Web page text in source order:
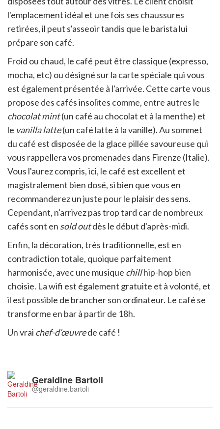
l'emplacement idéal et une fois ses chaussures
retirées, il peut s'asseoir tandis que le barista lui
prépare son café.
Froid ou chaud, le café peut être classique (expresso,
mocha, etc) ou désigné sur la carte spéciale qui vous
est également présentée à l'arrivée. Cette carte vous
propose des cafés insolites comme, entre autres le
chocolat mint(un café au chocolat et à la menthe) et
le vanilla latte(un café latte à la vanille). Au sommet
du café est disposée de la glace pillée savoureuse qui
vous rappellera vos promenades dans Firenze (Italie).
Vous l'aurez compris, ici, le café est excellent et
magistralement bien dosé, si bien que vous en
recommanderez un juste pour le plaisir des sens.
Cependant, n'arrivez pas trop tard car de nombreux
cafés sont en sold outdès le début d'après-midi.
Enfin, la décoration, très traditionnelle, est en
contradiction totale, quoique parfaitement
harmonisée, avec une musique chillhip-hop bien
choisie. La wifi est également gratuite et à volonté, et
il est possible de brancher son ordinateur. Le café se
transforme en bar à partir de 18h.
Un vrai chef-d’œuvrede café !
Geraldine Bartoli
@geraldine.bartoli